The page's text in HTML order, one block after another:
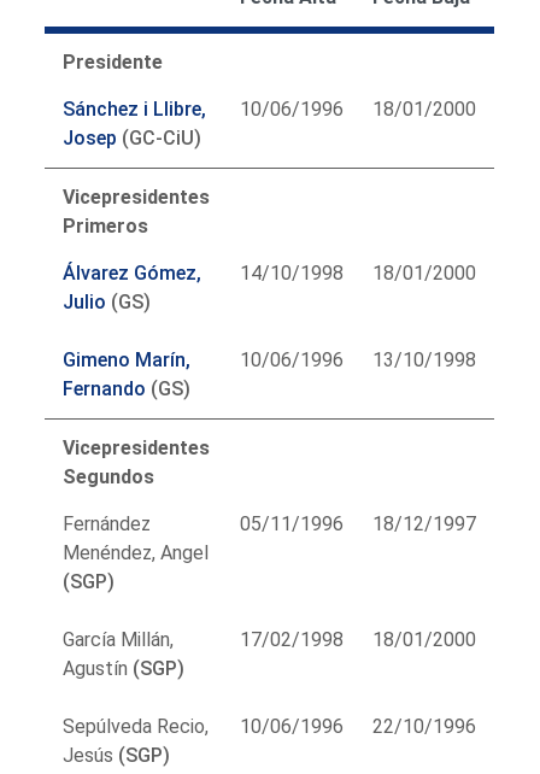
Presidente
Sánchez i Llibre,
Josep (GC-CiU)
10/06/1996 18/01/2000
Vicepresidentes
Primeros
Álvarez Gómez,
Julio (GS)
14/10/1998 18/01/2000
Gimeno Marín,
Fernando (GS)
10/06/1996 13/10/1998
Vicepresidentes
Segundos
Fernández
Menéndez, Angel
(SGP)
05/11/1996 18/12/1997
García Millán,
Agustín (SGP)
17/02/1998 18/01/2000
Sepúlveda Recio,
Jesús (SGP)
10/06/1996 22/10/1996